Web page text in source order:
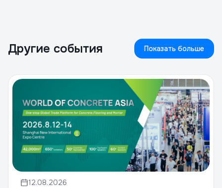
Другие события Показать больше
12.08.2026